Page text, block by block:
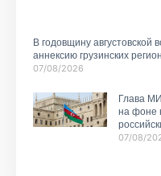
В годовщину
аннексию грузинских
07/08/2026
Глава
на фоне
07/08/